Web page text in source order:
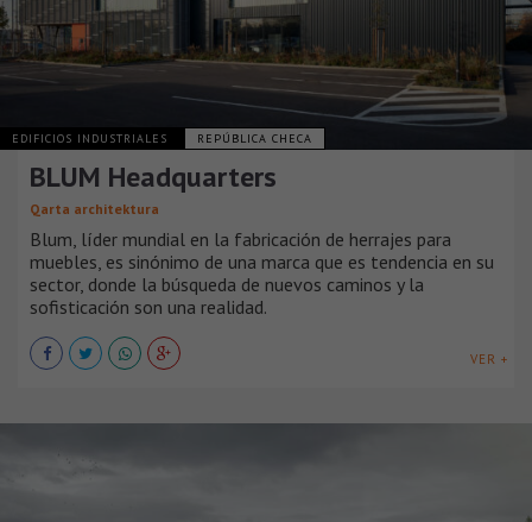
EDIFICIOS INDUSTRIALES REPÚBLICA CHECA
BLUM Headquarters
Qarta architektura
Blum, líder mundial en la fabricación de herrajes para
muebles, es sinónimo de una marca que es tendencia en su
sector, donde la búsqueda de nuevos caminos y la
sofisticación son una realidad.
VER +